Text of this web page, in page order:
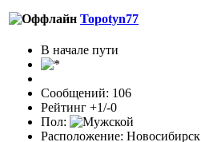
Topotyn77
В начале пути
Сообщений: 106
Рейтинг +1/-0
Пол:
Расположение: Новосибирск